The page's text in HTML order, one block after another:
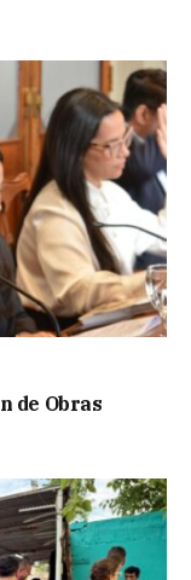
de Obras